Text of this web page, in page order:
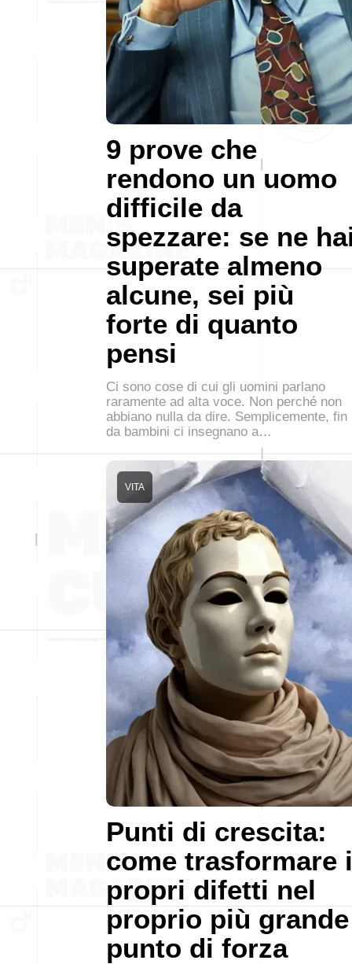
9 prove che
rendono un uomo
difficile da
spezzare: se ne
superate almeno
alcune, sei più
forte di quanto
pensi
Ci sono cose di cui gli uomini parlano
raramente ad alta voce. Non perché non
abbiano nulla da dire. Semplicemente, fin
da bambini ci insegnano a…
Punti di crescita:
come trasformare i
propri difetti nel
proprio più grande
punto di forza
VITA